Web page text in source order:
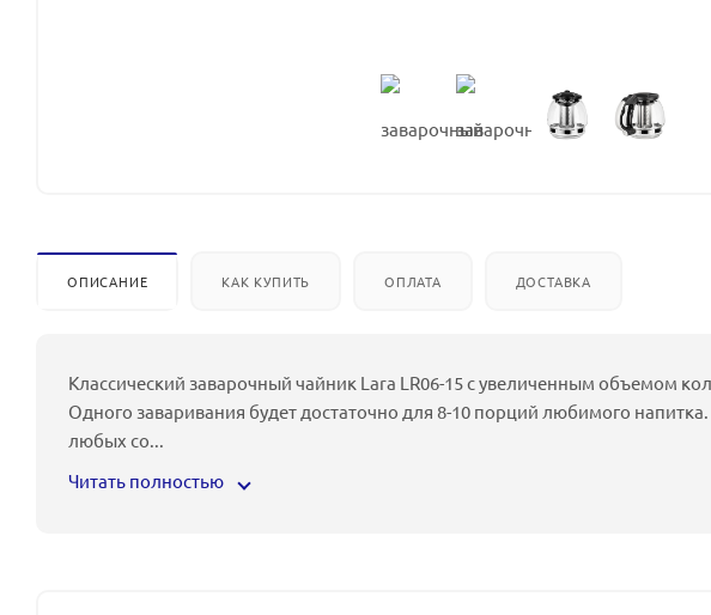
ОПИСАНИЕ КАК КУПИТЬ ОПЛАТА ДОСТАВКА
Классический заварочный чайник Lara LR06-15 с увеличенным объемом
Одного заваривания будет достаточно для 8-10 порций любимого
любых со...
Читать полностью